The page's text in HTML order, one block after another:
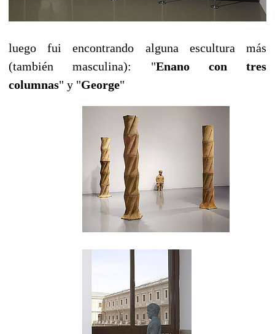
luego fui encontrando alguna escultura más
(también masculina): "Enano con tres
columnas" y "George"